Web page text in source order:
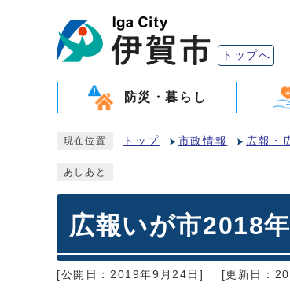
トップへ
防災・暮らし
現在位置 トップ 市政情報 広報・
あしあと
広報いが市2018
[公開日：2019年9月24日] [更新日：